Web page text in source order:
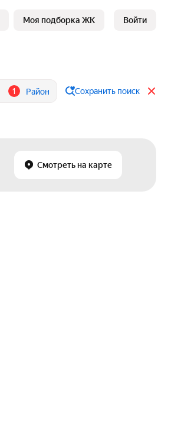
Моя подборка ЖК Войти
1 Район Сохранить поиск
Смотреть на карте